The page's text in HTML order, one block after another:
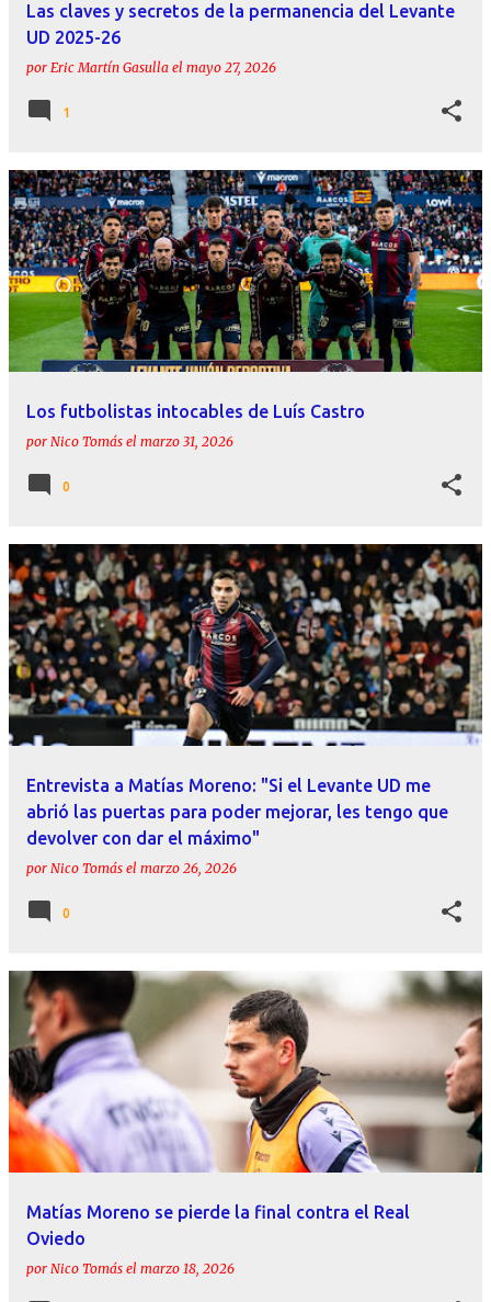
Las claves y secretos de la permanencia del Levante
UD 2025-26
por Eric Martín Gasulla el mayo 27, 2026
1
Los futbolistas intocables de Luís Castro
por Nico Tomás el marzo 31, 2026
0
Entrevista a Matías Moreno: "Si el Levante UD me
abrió las puertas para poder mejorar, les tengo que
devolver con dar el máximo"
por Nico Tomás el marzo 26, 2026
0
Matías Moreno se pierde la final contra el Real
Oviedo
por Nico Tomás el marzo 18, 2026